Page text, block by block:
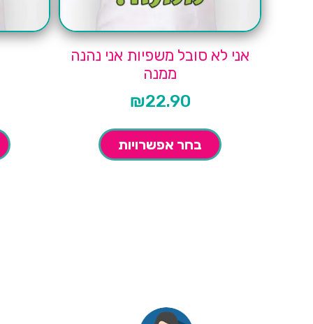
אני לא סובל משפיות אני נהנה
ממנה
₪22.90
בחר אפשרויות